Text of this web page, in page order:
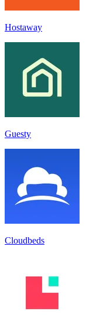
Hostaway
Guesty
Cloudbeds